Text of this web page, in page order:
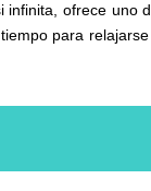
ofrece uno
para